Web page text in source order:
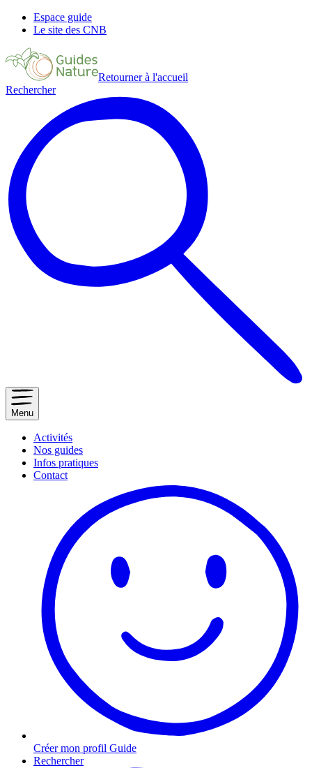
Espace guide
Le site des CNB
Retourner à l'accueil
Rechercher
Menu
Activités
Nos guides
Infos pratiques
Contact
Créer mon profil Guide
Rechercher